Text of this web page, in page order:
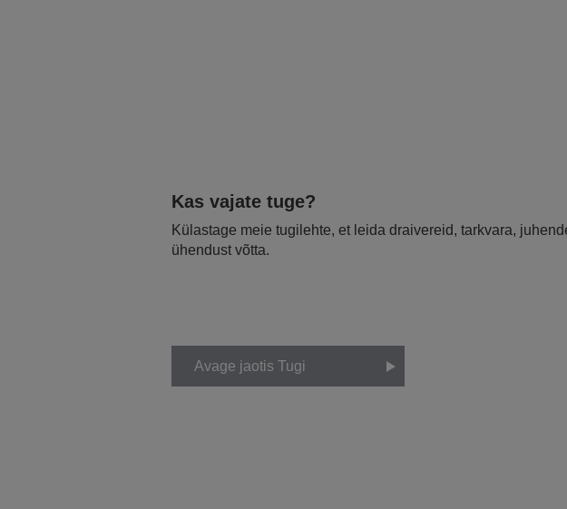
Kas vajate tuge?
Külastage meie tugilehte, et leida draivereid, tarkvara,
ühendust võtta.
Avage jaotis Tugi